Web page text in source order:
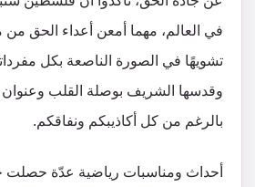
في العالم، مهما أمعن أعداء الحق من
تشويهًا في الصورة الناصعة بكل
وقدسها الشريف بوصلة القلب وعنوان
بالرغم من كل أكاذيبكم ونفاقكم.
أحداث ومناسبات رياضية عدّة حصلت